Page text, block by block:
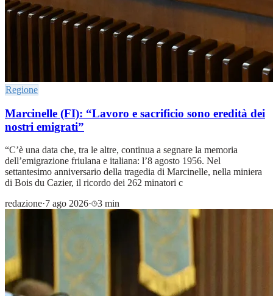
Regione
Marcinelle (FI): “Lavoro e sacrificio sono eredità dei
nostri emigrati”
“C’è una data che, tra le altre, continua a segnare la memoria
dell’emigrazione friulana e italiana: l’8 agosto 1956. Nel
settantesimo anniversario della tragedia di Marcinelle, nella miniera
di Bois du Cazier, il ricordo dei 262 minatori c
redazione·7 ago 2026· 3 min